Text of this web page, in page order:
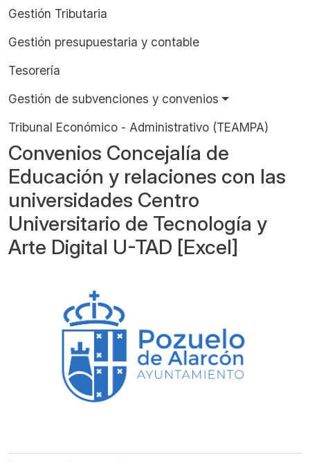
Gestión Tributaria
Gestión presupuestaria y contable
Tesorería
Gestión de subvenciones y convenios
Tribunal Económico - Administrativo (TEAMPA)
Convenios Concejalía de
Educación y relaciones con las
universidades Centro
Universitario de Tecnología y
Arte Digital U-TAD [Excel]